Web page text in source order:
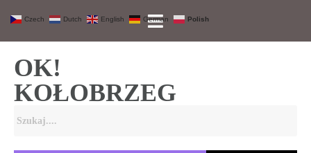
OK!
KOŁOBRZEG
Czech Dutch English German Polish